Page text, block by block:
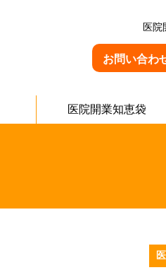
医院
お問い合わ
医院開業知恵袋